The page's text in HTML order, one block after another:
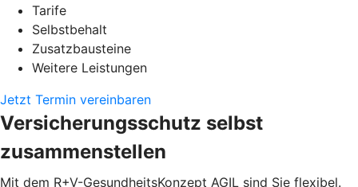
Tarife
Selbstbehalt
Zusatzbausteine
Weitere Leistungen
Jetzt Termin vereinbaren
Versicherungsschutz selbst
zusammenstellen
Mit dem R+V-GesundheitsKonzept AGIL sind Sie flexibel.